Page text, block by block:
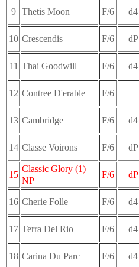
9 Thetis Moon F/6 d4
10 Crescendis F/6 dP
11 Thai Goodwill F/6 d4
12 Contree D'erable F/6
13 Cambridge F/6 d4
14 Classe Voirons F/6 dP
15
Classic Glory (1)
NP
F/6 dP
16 Cherie Folle F/6 d4
17 Terra Del Rio F/6 d4
18 Carina Du Parc F/6 d4